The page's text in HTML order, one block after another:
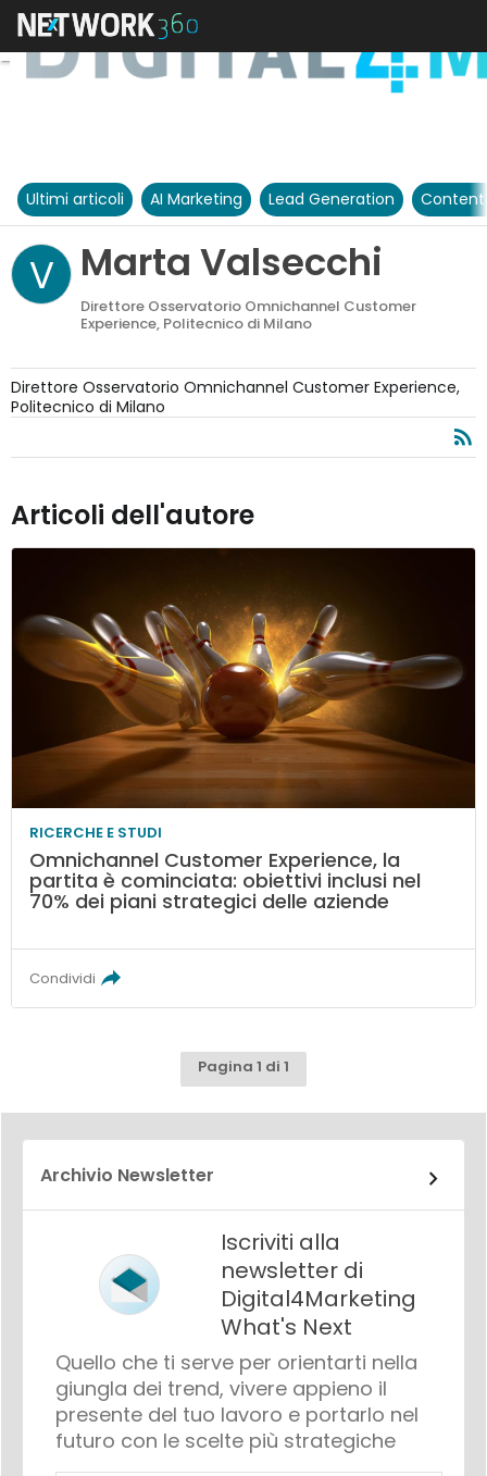
Ultimi articoli AI Marketing Lead Generation
V Marta Valsecchi
Direttore Osservatorio Omnichannel Customer
Experience, Politecnico di Milano
Direttore Osservatorio Omnichannel Customer Experience,
Politecnico di Milano
Articoli dell'autore
RICERCHE E STUDI
Omnichannel Customer Experience, la
partita è cominciata: obiettivi inclusi nel
70% dei piani strategici delle aziende
Condividi
Pagina 1 di 1
Archivio Newsletter
Iscriviti alla
newsletter di
Digital4Marketing
What's Next
Quello che ti serve per orientarti nella
giungla dei trend, vivere appieno il
presente del tuo lavoro e portarlo nel
futuro con le scelte più strategiche